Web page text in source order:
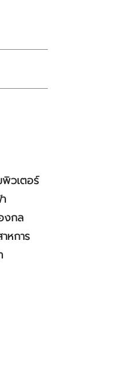
วเตอร์
งกล
หการ